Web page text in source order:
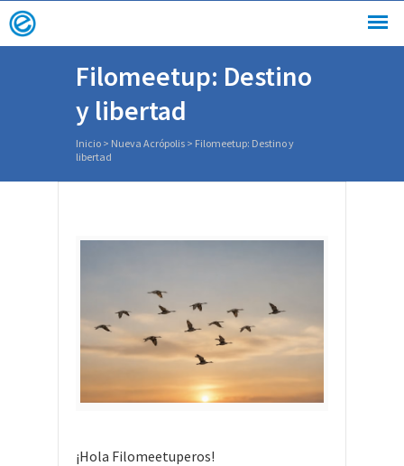
Filomeetup: Destino
y libertad
Inicio > Nueva Acrópolis > Filomeetup: Destino y
libertad
¡Hola Filomeetuperos!